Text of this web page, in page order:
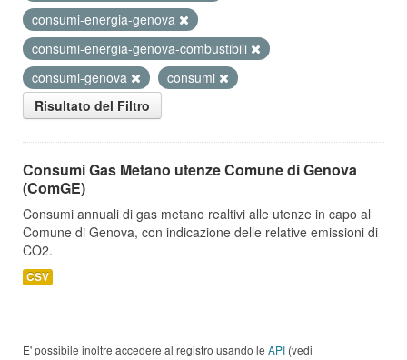
consumi-energia-genova
consumi-energia-genova-combustibili
consumi-genova
consumi
Risultato del Filtro
Consumi Gas Metano utenze Comune di Genova
(ComGE)
Consumi annuali di gas metano realtivi alle utenze in capo al
Comune di Genova, con indicazione delle relative emissioni di
CO2.
CSV
E' possibile inoltre accedere al registro usando le API (vedi